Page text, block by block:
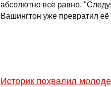
абсолютно всё равно.
Вашингтон уже превратил
Историк похвалил